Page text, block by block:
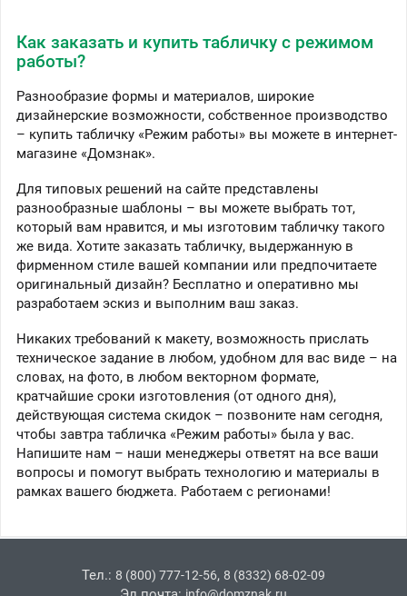
Как заказать и купить табличку с режимом
работы?
Разнообразие формы и материалов, широкие
дизайнерские возможности, собственное производство
– купить табличку «Режим работы» вы можете в интернет-
магазине «Домзнак».
Для типовых решений на сайте представлены
разнообразные шаблоны – вы можете выбрать тот,
который вам нравится, и мы изготовим табличку такого
же вида. Хотите заказать табличку, выдержанную в
фирменном стиле вашей компании или предпочитаете
оригинальный дизайн? Бесплатно и оперативно мы
разработаем эскиз и выполним ваш заказ.
Никаких требований к макету, возможность прислать
техническое задание в любом, удобном для вас виде – на
словах, на фото, в любом векторном формате,
кратчайшие сроки изготовления (от одного дня),
действующая система скидок – позвоните нам сегодня,
чтобы завтра табличка «Режим работы» была у вас.
Напишите нам – наши менеджеры ответят на все ваши
вопросы и помогут выбрать технологию и материалы в
рамках вашего бюджета. Работаем с регионами!
Тел.: 8 (800) 777-12-56, 8 (8332) 68-02-09